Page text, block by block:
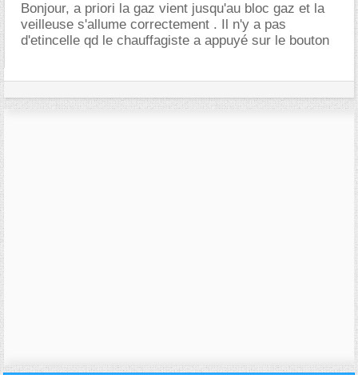
Bonjour, a priori la gaz vient jusqu'au bloc gaz et la
veilleuse s'allume correctement . Il n'y a pas
d'etincelle qd le chauffagiste a appuyé sur le bouton